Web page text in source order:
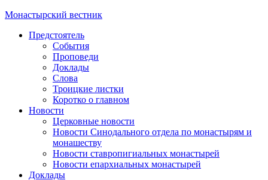
Монастырский вестник
Предстоятель
События
Проповеди
Доклады
Слова
Троицкие листки
Коротко о главном
Новости
Церковные новости
Новости Синодального отдела по монастырям и
монашеству
Новости ставропигиальных монастырей
Новости епархиальных монастырей
Доклады